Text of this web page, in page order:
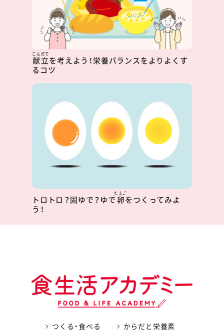
献立
こんだて
を考えよう！栄養バランスをよりよくす
るコツ
トロトロ？固ゆで？ゆで 卵
たまご
をつくってみよ
う！
つくる・食べる
からだと栄養素